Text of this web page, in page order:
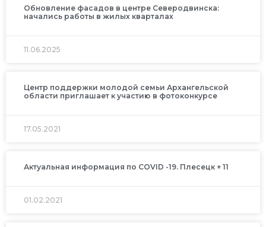
Обновление фасадов в центре Северодвинска:
начались работы в жилых кварталах
11.06.2025
Центр поддержки молодой семьи Архангельской
области приглашает к участию в фотоконкурсе
17.05.2021
Актуальная информация по COVID -19. Плесецк + 11
01.02.2021